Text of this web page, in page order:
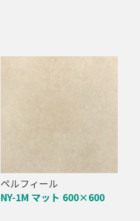
ペルフィール
NY-1M マット 600×600